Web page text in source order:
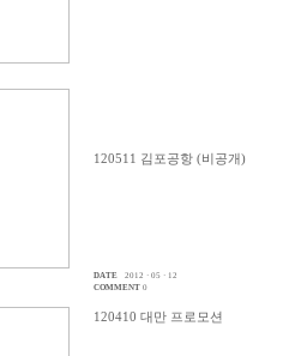
120511 김포공항 (비공개)
DATE
2012 · 05 · 12
COMMENT 0
120410 대만 프로모션